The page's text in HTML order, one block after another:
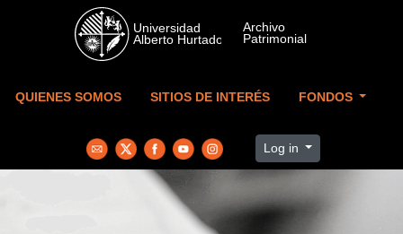
Skip to main content
QUIENES SOMOS SITIOS DE INTERÉS FONDOS
Log in